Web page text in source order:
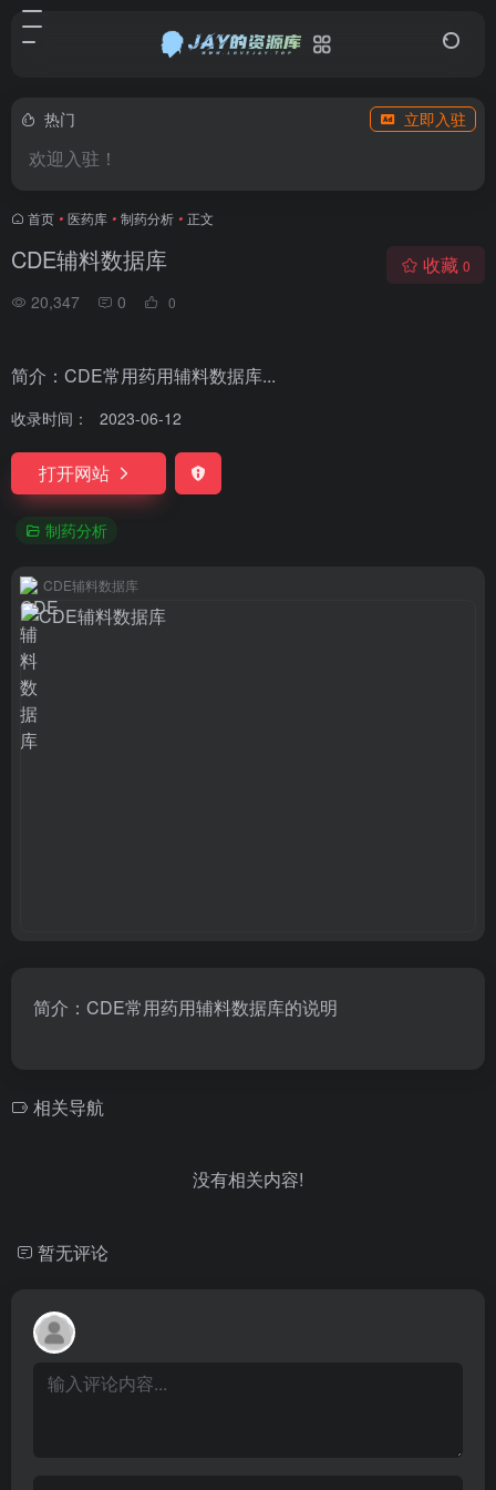
热门 立即入驻
欢迎入驻！
首页 • 医药库 • 制药分析 • 正文
CDE辅料数据库
20,347 0 0
收藏 0
简介：CDE常用药用辅料数据库...
收录时间： 2023-06-12
打开网站
制药分析
CDE辅料数据库
简介：CDE常用药用辅料数据库的说明
相关导航
没有相关内容!
暂无评论